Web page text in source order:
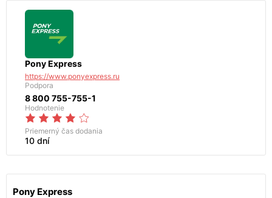
Pony Express
https://www.ponyexpress.ru
Podpora
8 800 755-755-1
Hodnotenie
Priemerný čas dodania
10 dní
Pony Express